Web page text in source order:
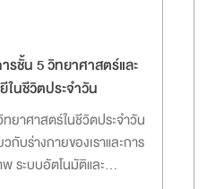
รชั้น 5 วิทยาศาสตร์และ
ในชีวิตประจำวัน
ทยาศาสตร์ในชีวิตประจำวัน
วกับร่างกายของเราและการ
ระบบอัตโนมัติและ